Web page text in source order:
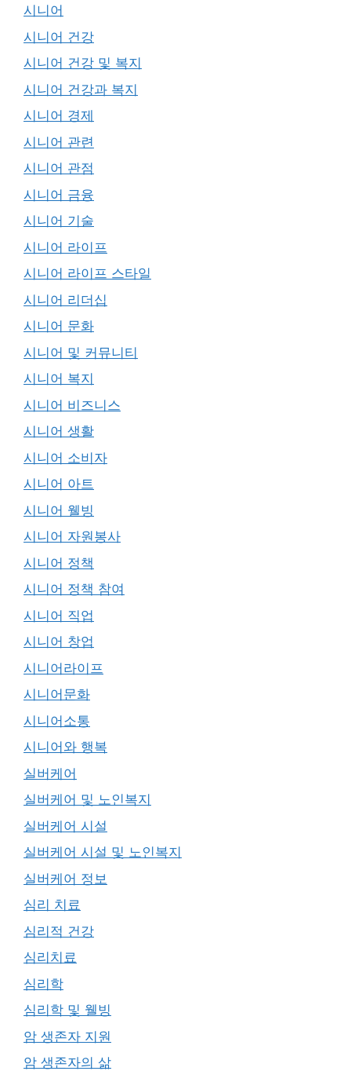
시니어
시니어 건강
시니어 건강 및 복지
시니어 건강과 복지
시니어 경제
시니어 관련
시니어 관점
시니어 금융
시니어 기술
시니어 라이프
시니어 라이프 스타일
시니어 리더십
시니어 문화
시니어 및 커뮤니티
시니어 복지
시니어 비즈니스
시니어 생활
시니어 소비자
시니어 아트
시니어 웰빙
시니어 자원봉사
시니어 정책
시니어 정책 참여
시니어 직업
시니어 창업
시니어라이프
시니어문화
시니어소통
시니어와 행복
실버케어
실버케어 및 노인복지
실버케어 시설
실버케어 시설 및 노인복지
실버케어 정보
심리 치료
심리적 건강
심리치료
심리학
심리학 및 웰빙
암 생존자 지원
암 생존자의 삶